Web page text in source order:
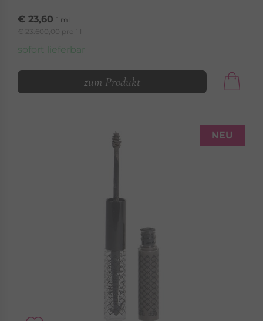
€ 23,60 1 ml
€ 23.600,00 pro 1 l
sofort lieferbar
zum Produkt
NEU